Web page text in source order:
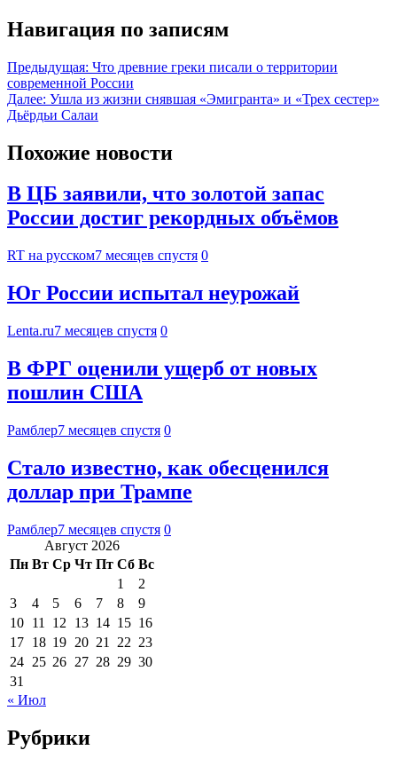
Навигация по записям
Предыдущая: Что древние греки писали о территории
современной России
Далее: Ушла из жизни снявшая «Эмигранта» и «Трех сестер»
Дьёрдьи Салаи
Похожие новости
В ЦБ заявили, что золотой запас
России достиг рекордных объёмов
RT на русском7 месяцев спустя 0
Юг России испытал неурожай
Lenta.ru7 месяцев спустя 0
В ФРГ оценили ущерб от новых
пошлин США
Рамблер7 месяцев спустя 0
Стало известно, как обесценился
доллар при Трампе
Рамблер7 месяцев спустя 0
Август 2026
Пн Вт Ср Чт Пт Сб Вс
1
2
3
4 5 6 7 8
9
10 11 12 13 14 15 16
17 18 19 20 21 22 23
24 25 26 27 28 29 30
31
« Июл
Рубрики